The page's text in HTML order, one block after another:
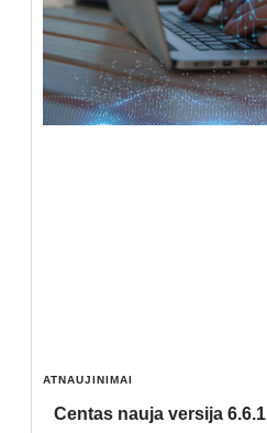
ATNAUJINIMAI
Centas nauja versija 6.6.1